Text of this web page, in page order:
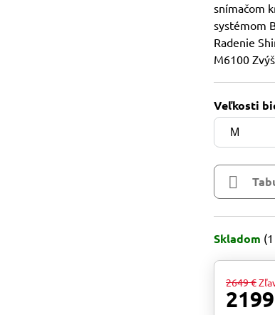
snímačom
systémom
Radenie
M6100
Veľkosti
Skladom (1
2649 €